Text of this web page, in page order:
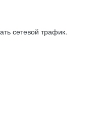
сетевой трафик.